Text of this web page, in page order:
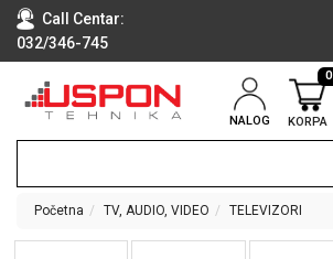
Call Centar:
032/346-745
NALOG KORPA
0
RAČUNARI
TEHNIKA
Početna TV, AUDIO, VIDEO TELEVIZORI